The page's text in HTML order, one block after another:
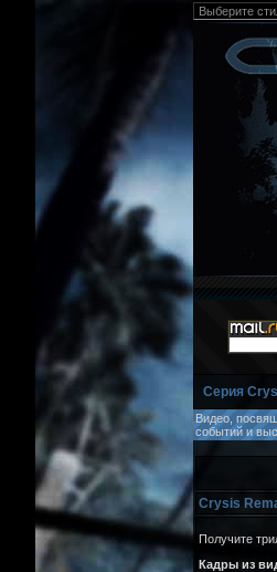
Серия
Видео,
событий и
Crysis
Получите
Кадры из